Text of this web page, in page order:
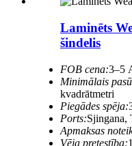
Laminēts
šindelis
FOB cena:3–5
Minimālais
kvadrātmetri
Piegādes spēja:
Ports:Sjingana,
Apmaksas
Vēja pretestība: